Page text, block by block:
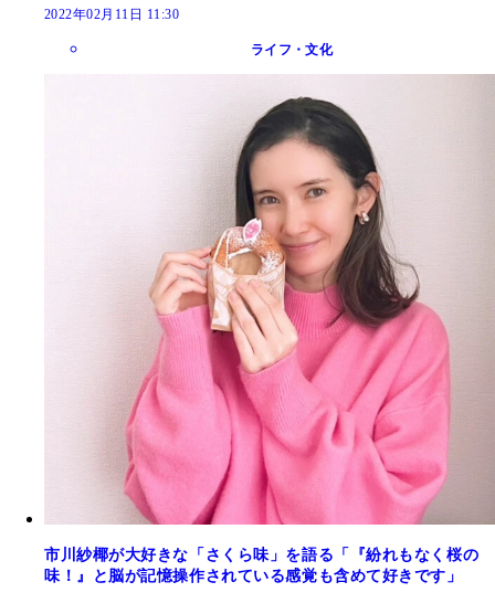
2022年02月11日 11:30
ライフ・文化
市川紗椰が大好きな「さくら味」を語る「『紛れもなく桜の
味！』と脳が記憶操作されている感覚も含めて好きです」